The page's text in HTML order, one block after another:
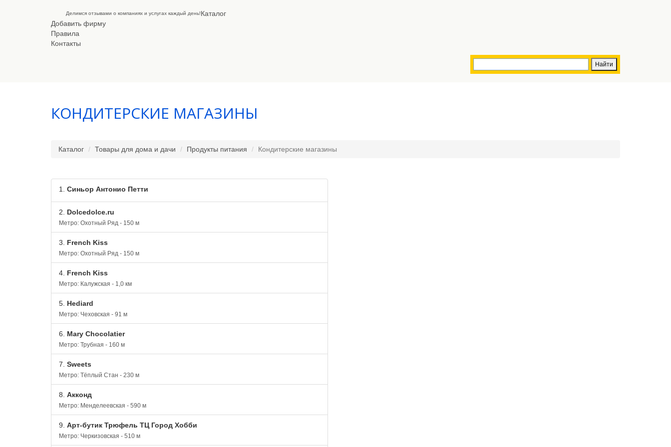
Делимся отзывами о компаниях и услугах каждый день!Каталог
Добавить фирму
Правила
Контакты
КОНДИТЕРСКИЕ МАГАЗИНЫ
Каталог Товары для дома и дачи Продукты питания Кондитерские магазины
1. Синьор Антонио Петти
2. Dolcedolce.ru
Метро: Охотный Ряд - 150 м
3. French Kiss
Метро: Охотный Ряд - 150 м
4. French Kiss
Метро: Калужская - 1,0 км
5. Hediard
Метро: Чеховская - 91 м
6. Mary Chocolatier
Метро: Трубная - 160 м
7. Sweets
Метро: Тёплый Стан - 230 м
8. Акконд
Метро: Менделеевская - 590 м
9. Арт-бутик Трюфель ТЦ Город Хобби
Метро: Черкизовская - 510 м